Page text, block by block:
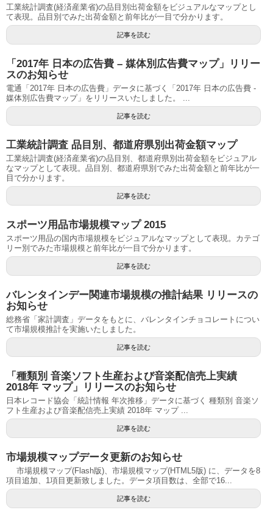
工業統計調査(経済産業省)の品目別出荷金額をビジュアルなマップとし
て表現。品目別でみた出荷金額と前年比が一目で分かります。
記事を読む
「2017年 日本の広告費 – 媒体別広告費マップ」リリー
スのお知らせ
電通「2017年 日本の広告費」データに基づく「2017年 日本の広告費 -
媒体別広告費マップ」をリリースいたしました。 ...
記事を読む
工業統計調査 品目別、都道府県別出荷金額マップ
工業統計調査(経済産業省)の品目別、都道府県別出荷金額をビジュアル
なマップとして表現。品目別、都道府県別でみた出荷金額と前年比が一
目で分かります。
記事を読む
スポーツ用品市場規模マップ 2015
スポーツ用品の国内市場規模をビジュアルなマップとして表現。カテゴ
リー別でみた市場規模と前年比が一目で分かります。
記事を読む
バレンタインデー関連市場規模の推計結果 リリースの
お知らせ
総務省「家計調査」データをもとに、バレンタインチョコレートについ
て市場規模推計を実施いたしました。
記事を読む
「種類別 音楽ソフト生産および音楽配信売上実績
2018年 マップ」リリースのお知らせ
日本レコード協会「統計情報 年次推移」データに基づく 種類別 音楽ソ
フト生産および音楽配信売上実績 2018年 マップ ...
記事を読む
市場規模マップデータ更新のお知らせ
市場規模マップ(Flash版)、市場規模マップ(HTML5版) に、データを8
項目追加、1項目更新致しました。データ項目数は、全部で16...
記事を読む